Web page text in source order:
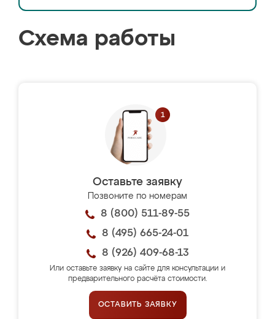
Схема работы
Оставьте заявку
Позвоните по номерам
8 (800) 511-89-55
8 (495) 665-24-01
8 (926) 409-68-13
Или оставьте заявку на сайте для консультации и
предварительного расчёта стоимости.
ОСТАВИТЬ ЗАЯВКУ